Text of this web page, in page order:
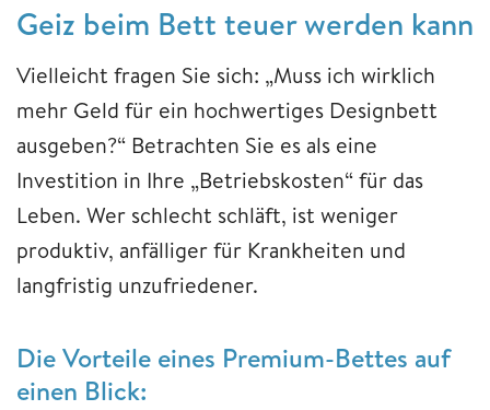
Geiz beim Bett teuer werden kann
Vielleicht fragen Sie sich: „Muss ich wirklich
mehr Geld für ein hochwertiges Designbett
ausgeben?“ Betrachten Sie es als eine
Investition in Ihre „Betriebskosten“ für das
Leben. Wer schlecht schläft, ist weniger
produktiv, anfälliger für Krankheiten und
langfristig unzufriedener.
Die Vorteile eines Premium-Bettes auf
einen Blick: